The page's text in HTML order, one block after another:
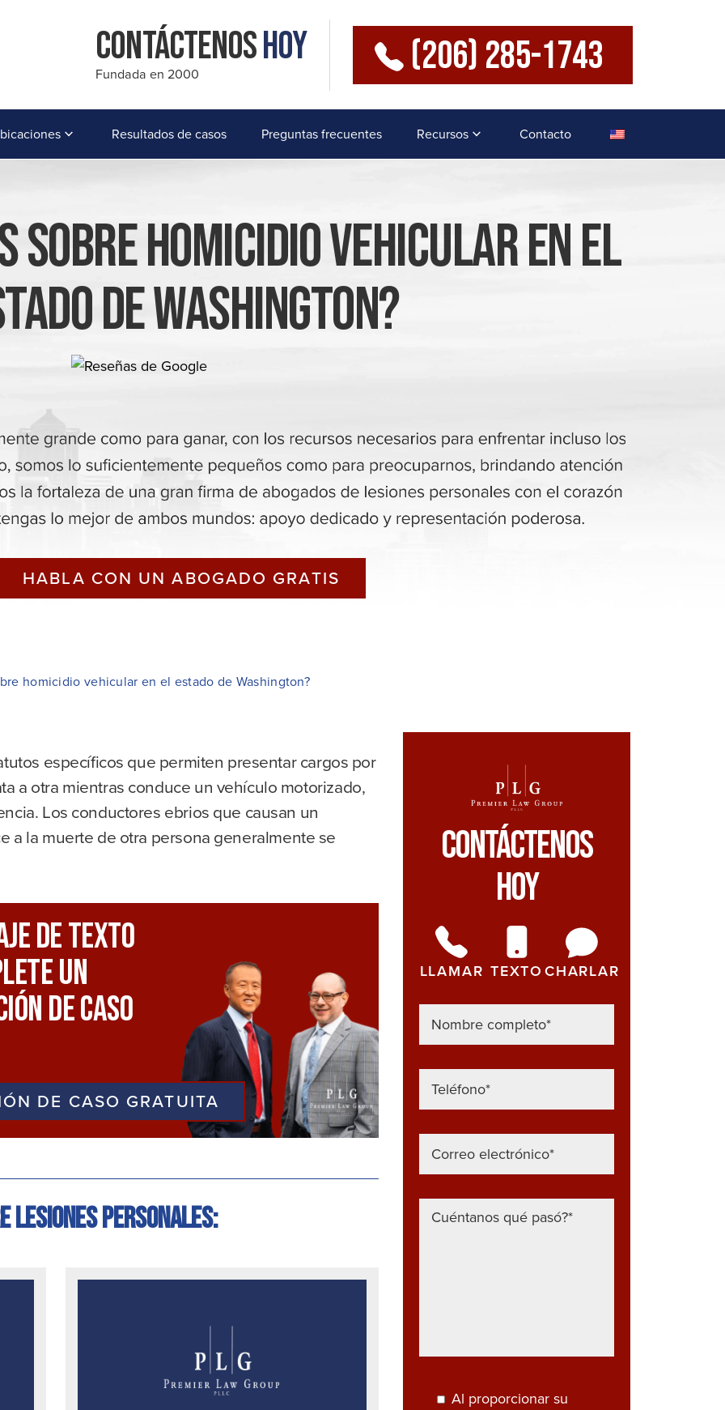
ContáctenosHoy
Fundada en 2000 (206) 285-1743
Resultados de casos Preguntas frecuentes Recursos Contacto
Sobre Homicidio Vehicular En El
De Washington?
HABLA CON UN ABOGADO GRATIS
homicidio vehicular en el estado de Washington?
específicos que permiten presentar cargos por
a otra mientras conduce un vehículo motorizado,
Los conductores ebrios que causan un
a la muerte de otra persona generalmente se
De Texto
Un
De Caso
DE CASO GRATUITA
lesiones personales:
Contáctenos
Hoy
LLAMAR TEXTOCHARLAR
Al proporcionar su